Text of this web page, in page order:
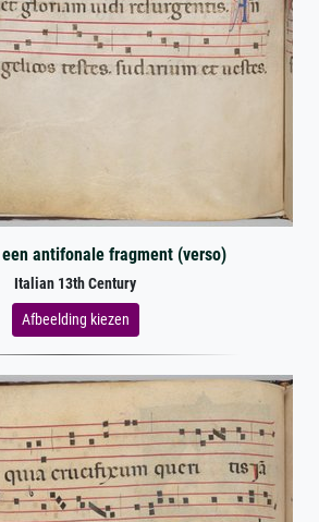
antifonale fragment (verso)
Italian 13th Century
Afbeelding kiezen